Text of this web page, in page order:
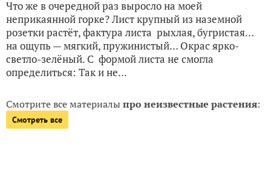
Что же в очередной раз выросло на моей
неприкаянной горке? Лист крупный из наземной
розетки растёт, фактура листа рыхлая, бугристая…
на ощупь — мягкий, пружинистый… Окрас ярко-
светло-зелёный. С формой листа не смогла
определиться: Так и не...
Смотрите все материалыпро неизвестные растения:
Смотреть все